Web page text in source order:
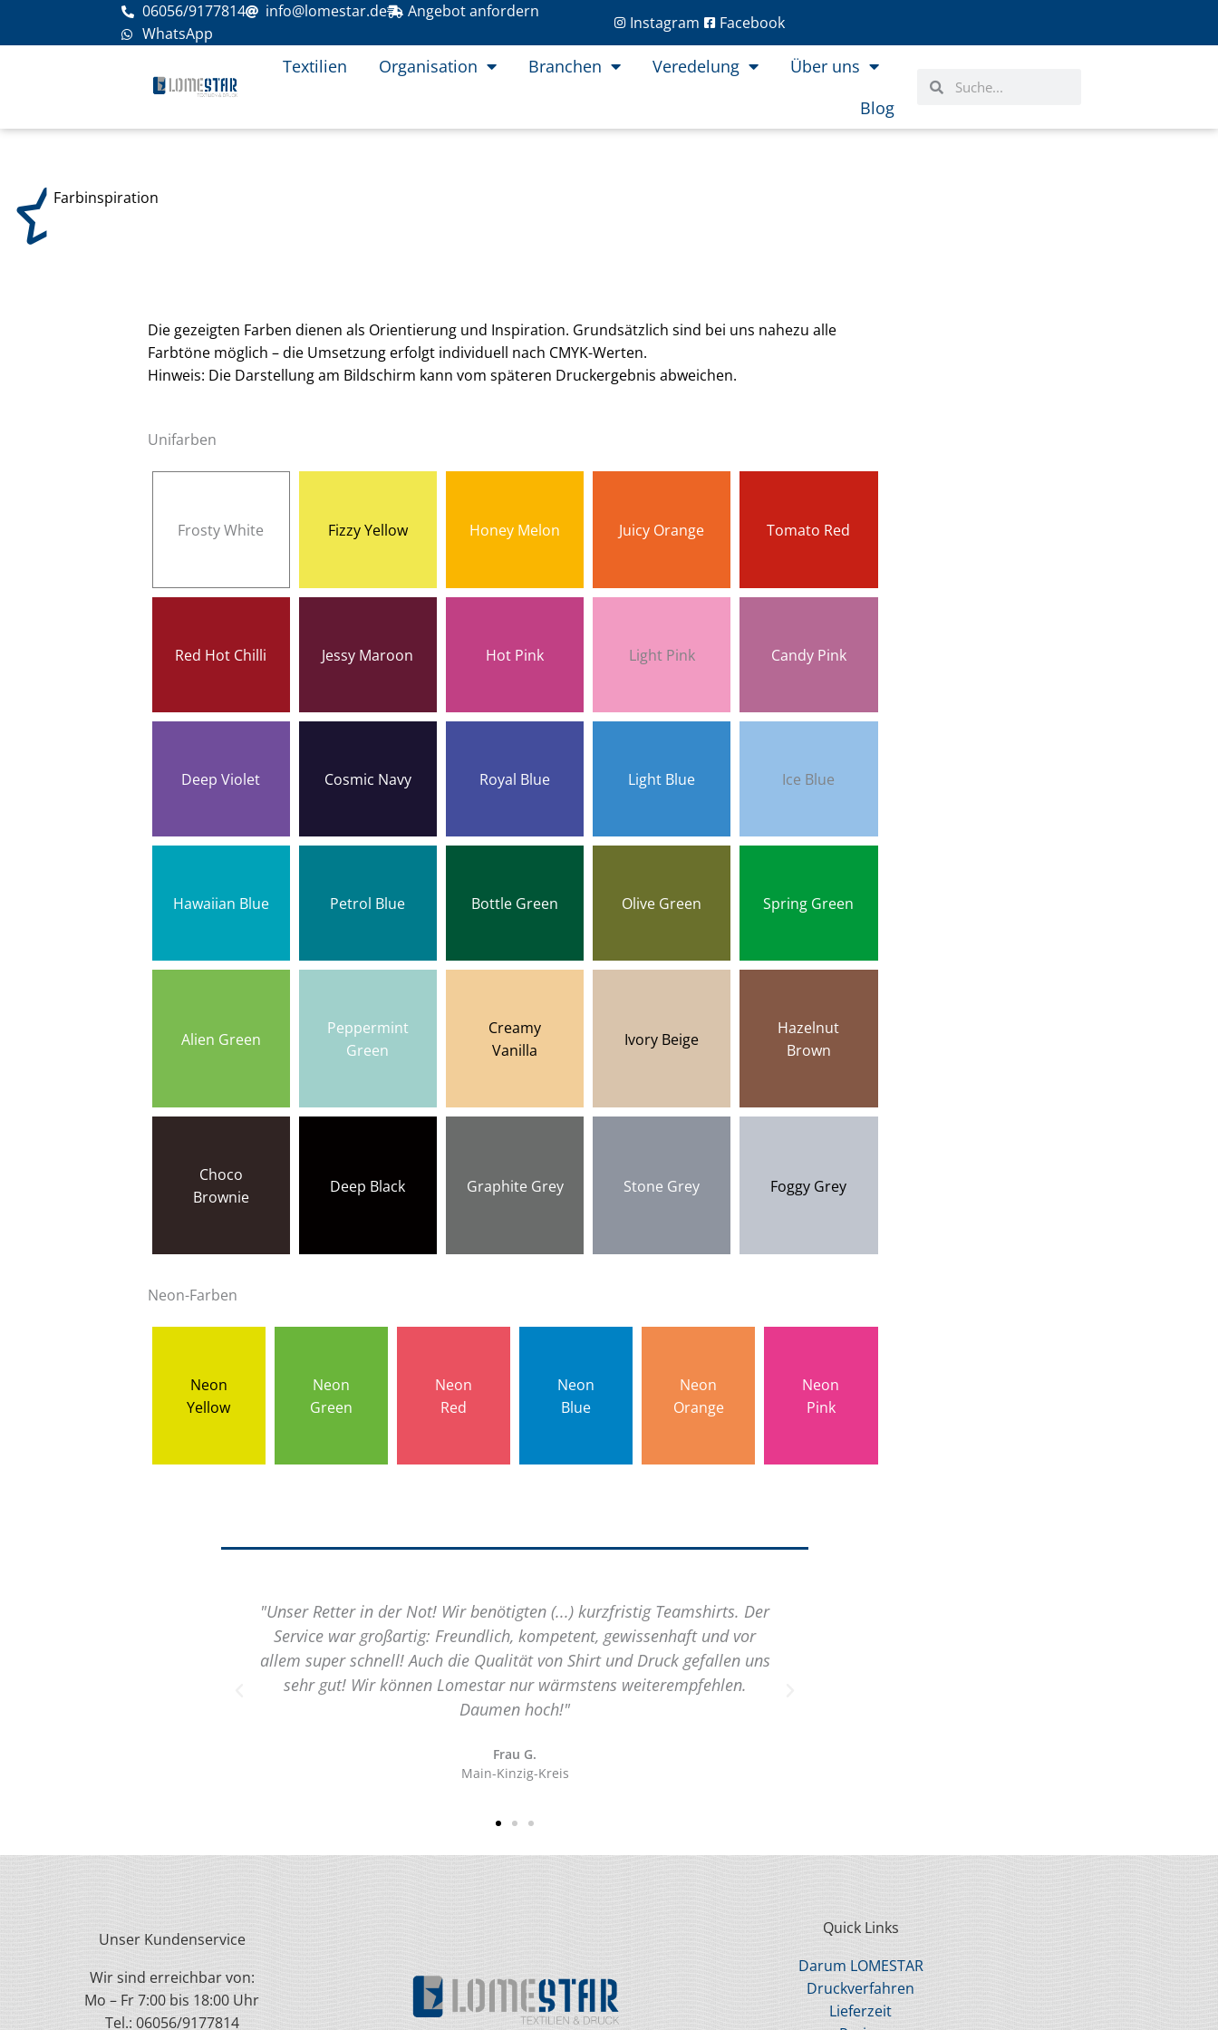
06056/9177814 info@lomestar.de
Angebot anfordern
WhatsApp
Instagram Facebook
Textilien Organisation Branchen Veredelung
Über uns
Blog
SucheSuche
Farbinspiration
Die gezeigten Farben dienen als Orientierung und Inspiration. Grundsätzlich sind bei uns nahezu alle
Farbtöne möglich – die Umsetzung erfolgt individuell nach CMYK-Werten.
Hinweis: Die Darstellung am Bildschirm kann vom späteren Druckergebnis abweichen.
Unifarben
Frosty White Fizzy Yellow Honey Melon Juicy Orange Tomato Red
Red Hot Chilli Jessy Maroon Hot Pink Light Pink Candy Pink
Deep Violet Cosmic Navy Royal Blue Light Blue Ice Blue
Hawaiian Blue Petrol Blue Bottle Green Olive Green Spring Green
Alien Green
Peppermint
Green
Creamy
Vanilla
Ivory Beige
Hazelnut
Brown
Choco
Brownie
Deep Black Graphite Grey Stone Grey Foggy Grey
Neon-Farben
Neon
Yellow
Neon
Green
Neon
Red
Neon
Blue
Neon
Orange
Neon
Pink
"Unser Retter in der Not! Wir benötigten (...) kurzfristig Teamshirts. Der
Service war großartig: Freundlich, kompetent, gewissenhaft und vor
allem super schnell! Auch die Qualität von Shirt und Druck gefallen uns
sehr gut! Wir können Lomestar nur wärmstens weiterempfehlen.
Daumen hoch!"
Frau G.
Main-Kinzig-Kreis
Unser Kundenservice
Wir sind erreichbar von:
Mo – Fr 7:00 bis 18:00 Uhr
Tel.: 06056/9177814
Quick Links
Darum LOMESTAR
Druckverfahren
Lieferzeit